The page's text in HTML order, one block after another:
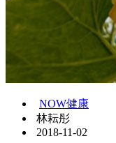
NOW健康
林耘彤
2018-11-02